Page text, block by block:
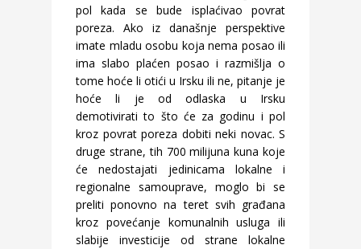
pol kada se bude isplaćivao povrat
poreza. Ako iz današnje perspektive
imate mladu osobu koja nema posao ili
ima slabo plaćen posao i razmišlja o
tome hoće li otići u Irsku ili ne, pitanje je
hoće li je od odlaska u Irsku
demotivirati to što će za godinu i pol
kroz povrat poreza dobiti neki novac. S
druge strane, tih 700 milijuna kuna koje
će nedostajati jedinicama lokalne i
regionalne samouprave, moglo bi se
preliti ponovno na teret svih građana
kroz povećanje komunalnih usluga ili
slabije investicije od strane lokalne